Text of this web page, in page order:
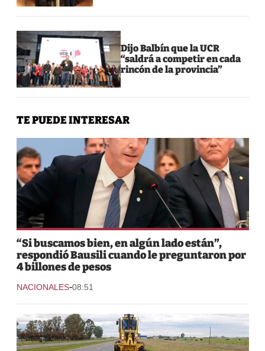
Dijo Balbín que la UCR
“saldrá a competir en cada
rincón de la provincia”
TE PUEDE INTERESAR
“Si buscamos bien, en algún lado están”,
respondió Bausili cuando le preguntaron por
4 billones de pesos
NACIONALES-08:51